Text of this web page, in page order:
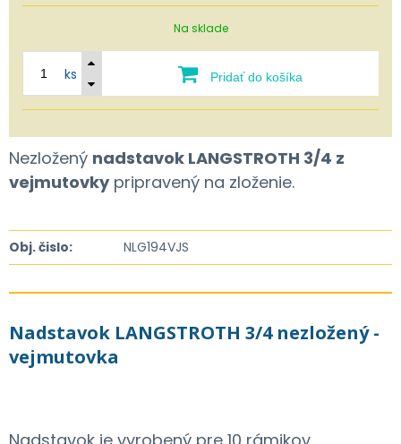
Na sklade
ks Pridať do košíka
Nezložený nadstavok LANGSTROTH 3/4 z
vejmutovkypripravený na zloženie.
Obj. čislo: NLG194VJS
Nadstavok LANGSTROTH 3/4 nezložený -
vejmutovka